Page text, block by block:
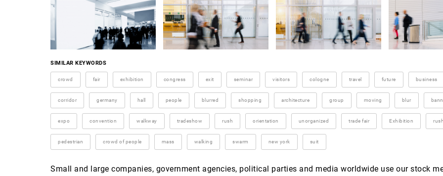
SIMILAR KEYWORDS
crowd fair exhibition congress exit seminar visitors cologne travel future business
corridor germany hall people blurred shopping architecture group moving blur
expo convention walkway tradeshow rush orientation unorganized trade fair Exhibition
pedestrian crowd of people mass walking swarm new york suit
Small and large companies, government agencies, political parties and media worldwide use our stock